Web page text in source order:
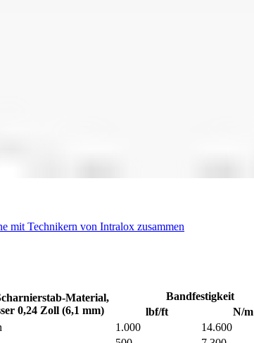
mit Technikern von Intralox zusammen
Material,
0,24 Zoll (6,1 mm)
Bandfestigkeit
lbf/ft
N/m
1.000 14.600